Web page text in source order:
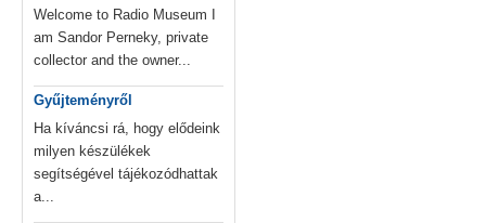
Welcome to Radio Museum I
am Sandor Perneky, private
collector and the owner...
Gyűjteményről
Ha kíváncsi rá, hogy elődeink
milyen készülékek
segítségével tájékozódhattak
a...